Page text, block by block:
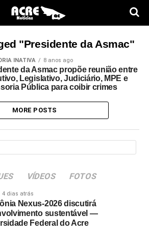
"Presidente da Asmac"
INATIVA 8 anos ago
da Asmac propõe reunião entre
Legislativo, Judiciário, MPE e
Pública para coibir crimes
MORE POSTS
VÍDEOS FOTOS
4 dias atrás
Nexus-2026 discutirá
sustentável —
Federal do Acre